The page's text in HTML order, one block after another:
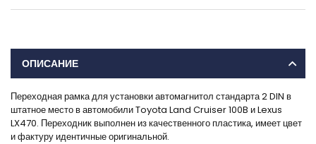
ОПИСАНИЕ
Переходная рамка для установки автомагнитол стандарта 2 DIN в
штатное место в автомобили Toyota Land Cruiser 100B и Lexus
LX470. Переходник выполнен из качественного пластика, имеет цвет
и фактуру идентичные оригинальной.